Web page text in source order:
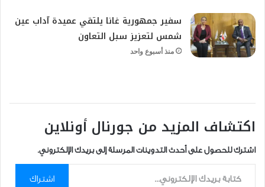
سفير جمهورية غانا يلتقي عميدة آداب عين
شمس لتعزيز سبل التعاون
منذ أسبوع واحد
اكتشاف المزيد من جورنال أونلاين
اشترك للحصول على أحدث التدوينات المرسلة إلى بريدك الإلكتروني.
كتابة بريدك الإلكتروني...
اشتراك